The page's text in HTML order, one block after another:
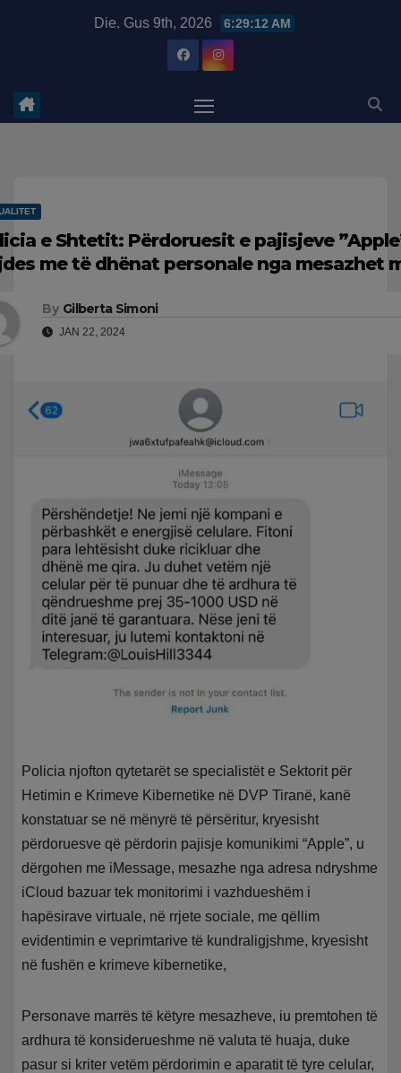
Die. Gus 9th, 2026 6:29:13 AM
e Shtetit: Përdoruesit e pajisjeve
me të dhënat personale nga mesazhet
By Gilberta Simoni
JAN 22, 2024
Policia njofton qytetarët se specialistët e Sektorit për
Hetimin e Krimeve Kibernetike në DVP Tiranë, kanë
konstatuar se në mënyrë të përsëritur, kryesisht
përdoruesve që përdorin pajisje komunikimi “Apple”, u
dërgohen me iMessage, mesazhe nga adresa ndryshme
iCloud bazuar tek monitorimi i vazhdueshëm i
hapësirave virtuale, në rrjete sociale, me qëllim
evidentimin e veprimtarive të kundraligjshme, kryesisht
në fushën e krimeve kibernetike,
Personave marrës të këtyre mesazheve, iu premtohen të
ardhura të konsiderueshme në valuta të huaja, duke
pasur si kriter vetëm përdorimin e aparatit të tyre celular,